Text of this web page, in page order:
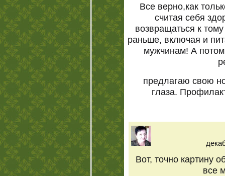
Все верно,как
считая себя
возвращаться к
раньше, включая и
мужчинам! А потом
предлагаю свою
глаза.
Вот, точно картину
все